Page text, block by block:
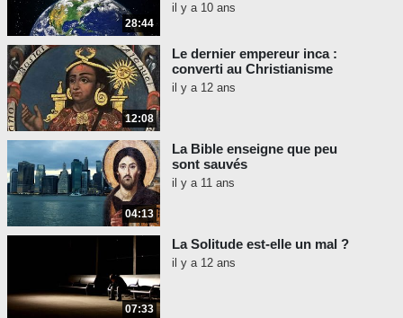
28:44
il y a 10 ans
12:08
Le dernier empereur inca :
converti au Christianisme
il y a 12 ans
04:13
La Bible enseigne que peu
sont sauvés
il y a 11 ans
07:33
La Solitude est-elle un mal ?
il y a 12 ans